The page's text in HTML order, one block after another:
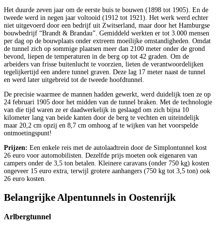
Het duurde zeven jaar om de eerste buis te bouwen (1898 tot 1905). En de
tweede werd in negen jaar voltooid (1912 tot 1921). Het werk werd echter
niet uitgevoerd door een bedrijf uit Zwitserland, maar door het Hamburgse
bouwbedrijf “Brandt & Brandau”. Gemiddeld werkten er tot 3.000 mensen
per dag op de bouwplaats onder extreem moeilijke omstandigheden. Omdat
de tunnel zich op sommige plaatsen meer dan 2100 meter onder de grond
bevond, liepen de temperaturen in de berg op tot 42 graden. Om de
arbeiders van frisse buitenlucht te voorzien, lieten de verantwoordelijken
tegelijkertijd een andere tunnel graven. Deze lag 17 meter naast de tunnel
en werd later uitgebreid tot de tweede hoofdtunnel.
De precisie waarmee de mannen hadden gewerkt, werd duidelijk toen ze op
24 februari 1905 door het midden van de tunnel braken. Met de technologie
van die tijd waren ze er daadwerkelijk in geslaagd om zich bijna 10
kilometer lang van beide kanten door de berg te vechten en uiteindelijk
maar 20,2 cm opzij en 8,7 cm omhoog af te wijken van het voorspelde
ontmoetingspunt!
Prijzen: Een enkele reis met de autolaadtrein door de Simplontunnel kost
26 euro voor automobilisten. Dezelfde prijs moeten ook eigenaren van
campers onder de 3,5 ton betalen. Kleinere caravans (onder 750 kg) kosten
ongeveer 15 euro extra, terwijl grotere aanhangers (750 kg tot 3,5 ton) ook
26 euro kosten.
Belangrijke Alpentunnels in Oostenrijk
Arlbergtunnel